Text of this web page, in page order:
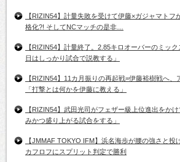
【RIZIN54】計量失敗を受けて伊藤×ガジャマトフ
格化?! そしてNCマッチの是非…
【RIZIN54】計量終了。2.85キロオーバーのミッ
日はしっかり試合で説教する」
【RIZIN54】11カ月振りの再起戦=伊藤裕樹戦へ、
「打撃とは何かを伊藤に教える」
【RIZIN54】武田光司がフェザー級上位進出をか
みかつ盛り上がる試合をする」
【JMMAF TOKYO IFM】浜名海歩が腰の強さと投
カフロフにスプリット判定で勝利